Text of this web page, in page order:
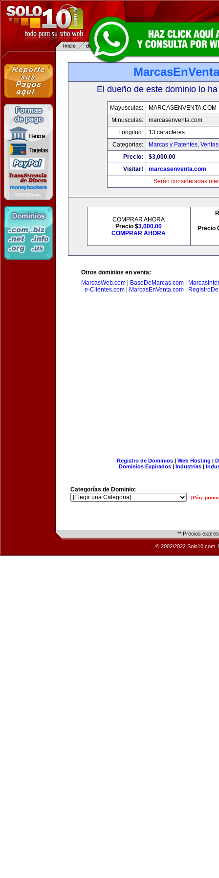
El dueño de este dominio lo
Mayusculas:
MARCASENVENTA.COM
Minusculas:
marcasenventa.com
Longitud:
13 caracteres
Categorias:
Marcas y Patentes,
Precio:
$3,000.00
Visitar!
marcasenventa.com
Serán consideradas
COMPRAR AHORA
Precio $3,000.00
COMPRAR AHORA
Precio
Otros dominios en venta:
MarcasWeb.com
BaseDeMarcas.com
e-Clientes.com| MarcasEnVenta.com|
Registro de Dominios| Web Hosting |
Dominios Expirados | Industrias |
Categorías de Dominio:
[Pág.
** Precios
© 2002/2022 Solo10.com